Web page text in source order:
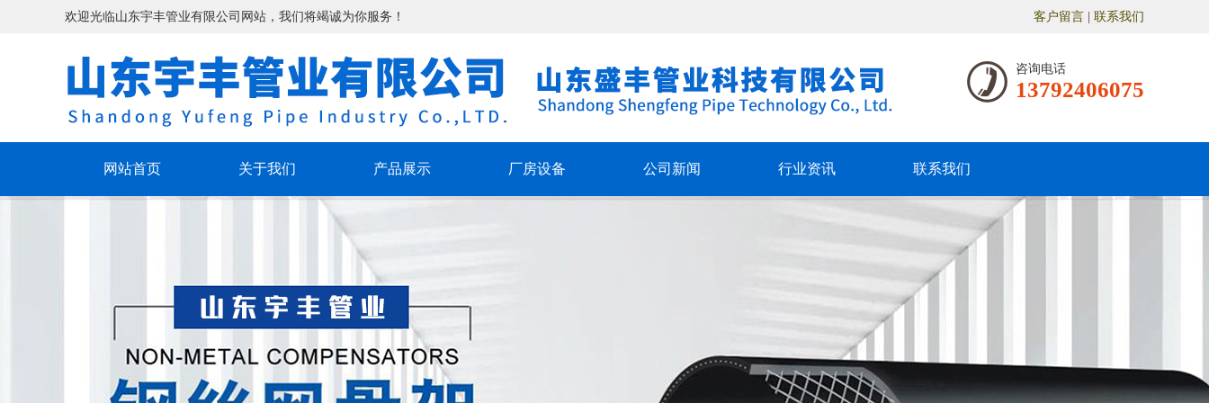
欢迎光临山东宇丰管业有限公司网站，我们将竭诚为你服务！ 客户留言 联系我们
咨询电话
13792406075
网站首页 关于我们 产品展示 厂房设备 公司新闻 行业资讯 联系我们